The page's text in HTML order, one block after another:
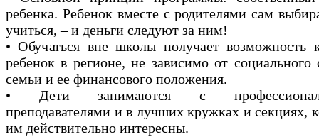
ребенка. Ребенок вместе с родителями сам
учиться, – и деньги следуют за ним!
• Обучаться вне школы получает возможность
ребенок в регионе, не зависимо от социального
семьи и ее финансового положения.
• Дети занимаются с
преподавателями и в лучших кружках и секциях,
им действительно интересны.